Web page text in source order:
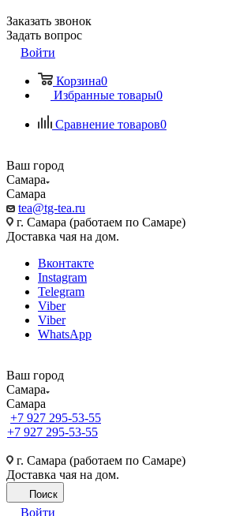
Заказать звонок
Задать вопрос
Войти
Корзина0
Избранные товары0
Сравнение товаров0
Ваш город
Самара
Самара
tea@tg-tea.ru
г. Самара (работаем по Самаре)
Доставка чая на дом.
Вконтакте
Instagram
Telegram
Viber
Viber
WhatsApp
Ваш город
Самара
Самара
+7 927 295-53-55
+7 927 295-53-55
г. Самара (работаем по Самаре)
Доставка чая на дом.
Поиск
Войти